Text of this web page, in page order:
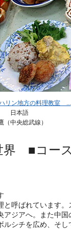
リン地方の料理教室 ...
日本語
（中央総武線）
界 ■コー
と呼ばれています
アジアへ。また中
シチを広め、そし